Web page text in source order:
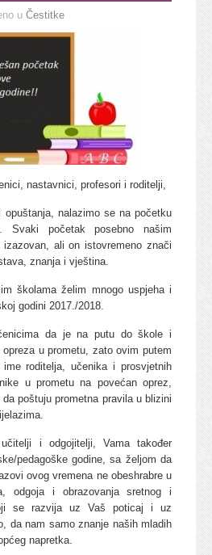
u Čestitke
nastavnici, profesori i roditelji,
opuštanja, nalazimo se na početku
Svaki početak posebno našim
ali on istovremeno znači
znanja i vještina.
školama želim mnogo uspjeha i
godini 2017./2018.
da je na putu do škole i
u prometu, zato ovim putem
roditelja, učenika i prosvjetnih
u prometu na povećan oprez,
poštuju prometna pravila u blizini
i odgojitelji, Vama također
pedagoške godine, sa željom da
ovog vremena ne obeshrabre u
odgoja i obrazovanja sretnog i
se razvija uz Vaš poticaj i uz
da nam samo znanje naših mladih
napretka.